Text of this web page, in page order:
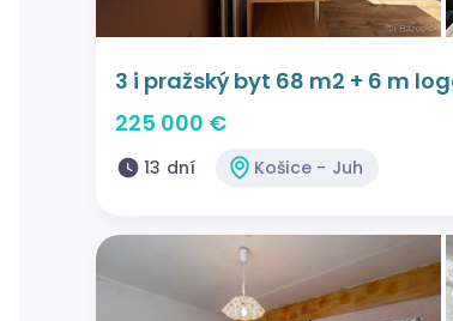
3 i pražský byt 68 m2 + 6 m
225 000 €
13 dní Košice - Juh